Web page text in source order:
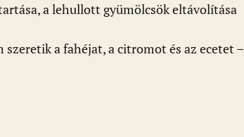
a lehullott gyümölcsök eltávolítása
szeretik a fahéjat, a citromot és az ecetet –